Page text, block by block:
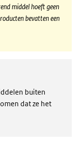
middel hoeft geen
bevatten een
buiten
dat ze het